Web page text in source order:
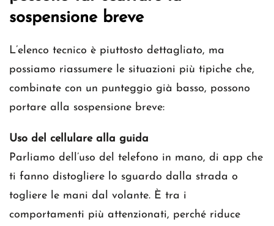
sospensione breve
L’elenco tecnico è piuttosto dettagliato, ma
possiamo riassumere le situazioni più tipiche che,
combinate con un punteggio già basso, possono
portare alla sospensione breve:
Uso del cellulare alla guida
Parliamo dell’uso del telefono in mano, di app che
ti fanno distogliere lo sguardo dalla strada o
togliere le mani dal volante. È tra i
comportamenti più attenzionati, perché riduce